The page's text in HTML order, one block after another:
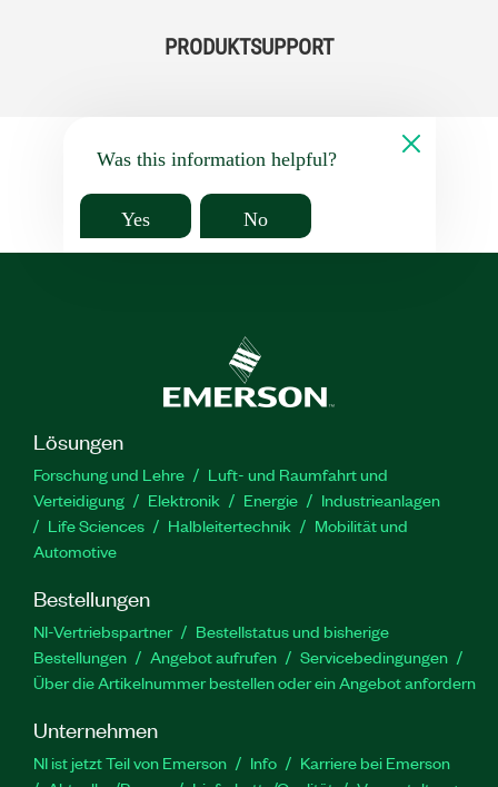
PRODUKTSUPPORT
Was this information helpful?
Yes No
Lösungen
Forschung und Lehre
Luft- und Raumfahrt und
Verteidigung
Elektronik Energie
Industrieanlagen
Life Sciences
Halbleitertechnik
Mobilität und
Automotive
Bestellungen
NI-Vertriebspartner
Bestellstatus und bisherige
Bestellungen
Angebot aufrufen
Servicebedingungen
Über die Artikelnummer bestellen oder ein Angebot anfordern
Unternehmen
NI ist jetzt Teil von Emerson Info
Karriere bei Emerson